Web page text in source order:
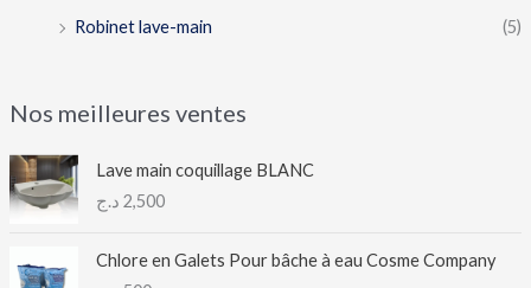
Robinet lave-main
(5)
Nos meilleures ventes
Lave main coquillage BLANC
2,500 د.ج
Chlore en Galets Pour bâche à eau Cosme Company